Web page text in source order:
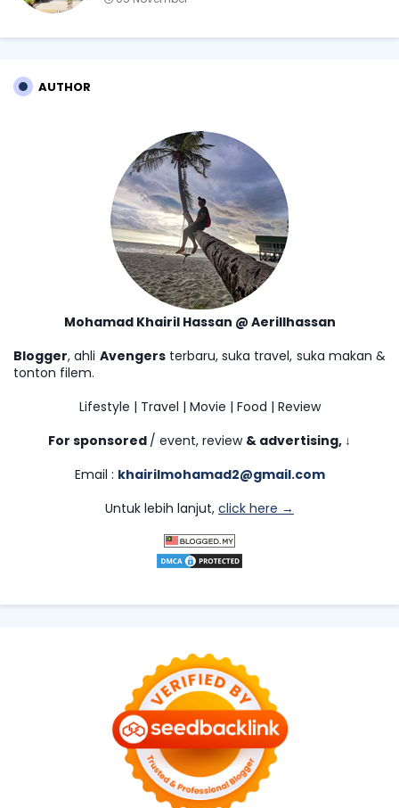
AUTHOR
Mohamad Khairil Hassan @ Aerillhassan
Blogger, ahli Avengersterbaru, suka travel, suka makan &
tonton filem.
Lifestyle | Travel | Movie | Food | Review
For sponsored / event, review & advertising, ↓
Email : khairilmohamad2@gmail.com
Untuk lebih lanjut, click here →